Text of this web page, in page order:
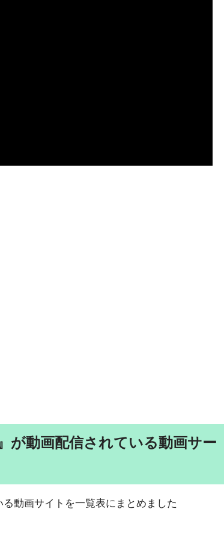
が動画配信されている動画サー
動画サイトを一覧表にまとめました